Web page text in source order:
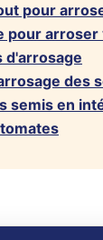
pour
pour arroser
d'arrosage
des
semis en